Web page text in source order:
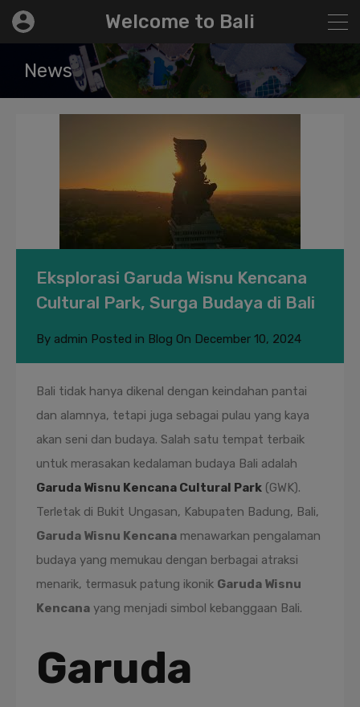
Welcome to Bali
News
Eksplorasi Garuda Wisnu Kencana
Cultural Park, Surga Budaya di Bali
By admin Posted in Blog On December 10, 2024
Bali tidak hanya dikenal dengan keindahan pantai
dan alamnya, tetapi juga sebagai pulau yang kaya
akan seni dan budaya. Salah satu tempat terbaik
untuk merasakan kedalaman budaya Bali adalah
Garuda Wisnu Kencana Cultural Park (GWK).
Terletak di Bukit Ungasan, Kabupaten Badung, Bali,
Garuda Wisnu Kencana menawarkan pengalaman
budaya yang memukau dengan berbagai atraksi
menarik, termasuk patung ikonik Garuda Wisnu
Kencana yang menjadi simbol kebanggaan Bali.
Garuda